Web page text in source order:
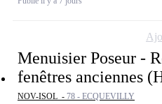
Menuisier Poseur -
fenêtres anciennes
NOV-ISOL - 78 - ECQUEVILLY